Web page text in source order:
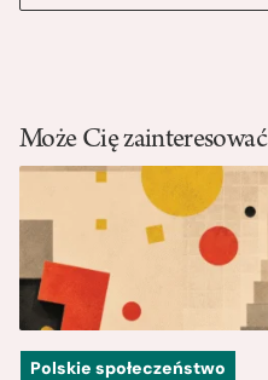
Może Cię zainteresować
Polskie społeczeństwo